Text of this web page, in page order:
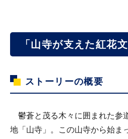
「山寺が支えた紅花
ストーリーの概要
鬱蒼と茂る木々に囲まれた参
地「山寺」。この山寺から始ま